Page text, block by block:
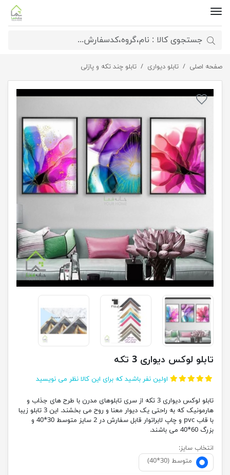
صفحه اصلی تابلو دیواری تابلو چند تکه و پازلی تابلو لوکس دیواری 3 تکه
تابلو لوکس دیواری 3 تکه
اولین نفر باشید که برای این کالا نظر می نویسید
تابلو لوکس دیواری 3 تکه از سری تابلوهای مدرن با طرح های جذاب و
هارمونیک که به راحتی یک دیوار معنا و روح می بخشند. این 3 تابلو زیبا
با قاب pvc و چاپ لابراتوار قابل سفارش در 2 سایز متوسط 30*40 و
بزرگ 60*40 می باشند.
انتخاب سایز:
متوسط (30*40)